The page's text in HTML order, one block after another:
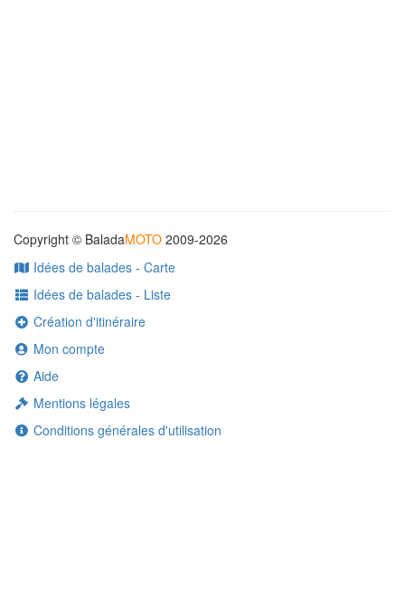
Copyright © BaladaMOTO 2009-2026
Idées de balades - Carte
Idées de balades - Liste
Création d'itinéraire
Mon compte
Aide
Mentions légales
Conditions générales d'utilisation